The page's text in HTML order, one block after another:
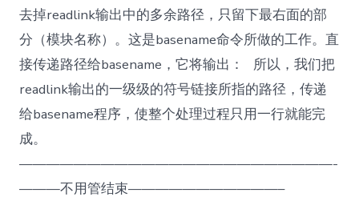
去掉readlink输出中的多余路径，只留下最右面的部
分（模块名称）。这是basename命令所做的工作。直
接传递路径给basename，它将输出： 所以，我们把
readlink输出的一级级的符号链接所指的路径，传递
给basename程序，使整个处理过程只用一行就能完
成。
———————————————————————-
———不用管结束———————————–